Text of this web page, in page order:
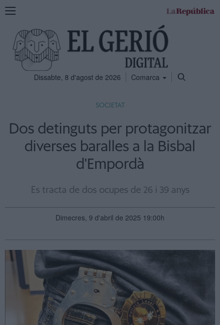
Mostra
navegació
Dissabte, 8 d'agost de 2026 Comarca
SOCIETAT
Dos detinguts per protagonitzar
diverses baralles a la Bisbal
d'Empordà
Es tracta de dos ocupes de 26 i 39 anys
Dimecres, 9 d'abril de 2025 19:00h